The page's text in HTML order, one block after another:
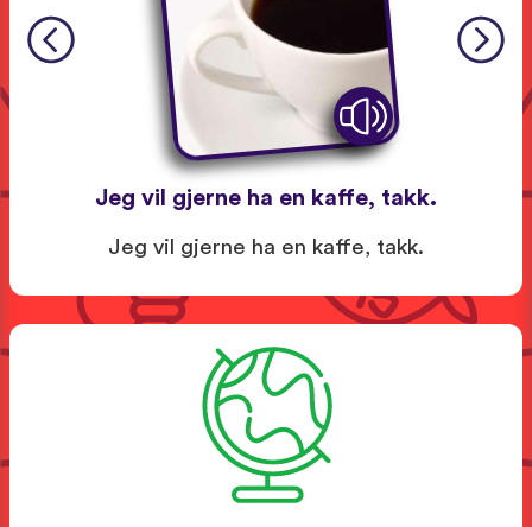
Jeg vil gjerne ha en kaffe, takk.
Jeg vil gjerne ha en kaffe, takk.